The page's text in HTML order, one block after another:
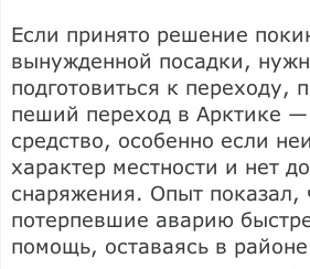
Если принято решение
вынужденной посадки,
подготовиться к переходу,
пеший переход в Арктике —
средство, особенно если
характер местности и нет
снаряжения. Опыт показал,
потерпевшие аварию
помощь, оставаясь в